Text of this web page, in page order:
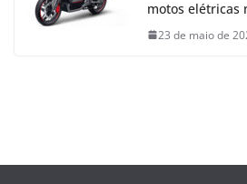
motos elétricas
23 de maio de